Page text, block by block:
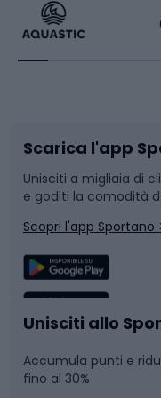
Bikepacking
Bushcraft
Corsa
Sport di squadra
Caschi da
Skitouring
Sport con le
Slitte e slittini
Snowboard
Camminata
Nuoto
Pattinaggio
Scarica l'app
Unisciti a migliaia di
e goditi la comodità
Scopri l'app Sportano
Unisciti allo
Accumula punti e
fino al 30%